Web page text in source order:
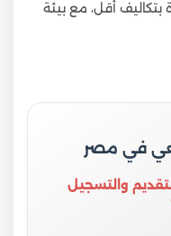
بتكاليف أقل، مع بيئة
في مصر
والتسجيل